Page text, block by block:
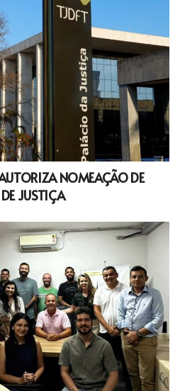
NOMEAÇÃO DE
JUSTIÇA